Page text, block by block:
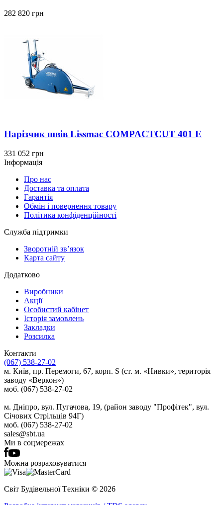
282 820 грн
Нарізчик швів Lissmac COMPACTCUT 401 E
331 052 грн
Інформація
Про нас
Доставка та оплата
Гарантія
Обмін і повернення товару
Політика конфіденційності
Служба підтримки
Зворотній зв’язок
Карта сайту
Додатково
Виробники
Акції
Особистий кабінет
Історія замовлень
Закладки
Розсилка
Контакти
(067) 538-27-02
м. Київ, пр. Перемоги, 67, корп. S (ст. м. «Нивки», територія
заводу «Веркон»)
моб. (067) 538-27-02
м. Дніпро, вул. Пугачова, 19, (район заводу "Профітек", вул.
Січових Стрільців 94Г)
моб. (067) 538-27-02
sales@sbt.ua
Ми в соцмережах
Можна розраховуватися
Світ Будівельної Tехніки © 2026